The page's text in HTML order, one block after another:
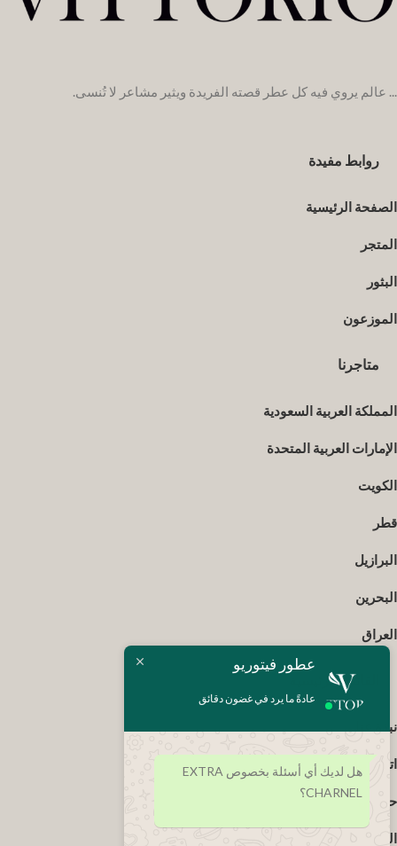
... عالم يروي فيه كل عطر قصته الفريدة ويثير مشاعر لا تُنسى.
روابط مفيدة
الصفحة الرئيسية
المتجر
البثور
الموزعون
متاجرنا
المملكة العربية السعودية
الإمارات العربية المتحدة
الكويت
قطر
البرازيل
البحرين
العراق
القائمة الرئيسية
نبذة عنا
اتصل بنا
حسابي
الشروط والأحكام
عطور فيتوريو
عادةً ما يرد في غضون دقائق
هل لديك أي أسئلة بخصوص EXTRA
CHARNEL؟